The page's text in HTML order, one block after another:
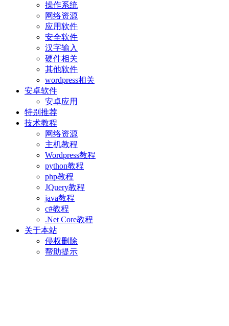
操作系统
网络资源
应用软件
安全软件
汉字输入
硬件相关
其他软件
wordpress相关
安卓软件
安卓应用
特别推荐
技术教程
网络资源
主机教程
Wordpress教程
python教程
php教程
JQuery教程
java教程
c#教程
.Net Core教程
关于本站
侵权删除
帮助提示